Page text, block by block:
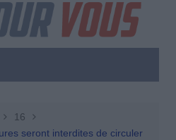
16
seront interdites de circuler